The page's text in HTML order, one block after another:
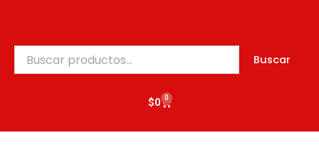
contenido
por:
Buscar
$0 0
Cart
(N8087)
cantidad